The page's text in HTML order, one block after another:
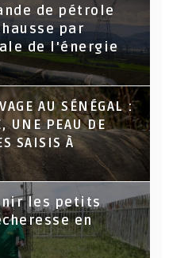
de pétrole
par
de l'énergie
AU SÉNÉGAL :
UNE PEAU DE
SAISIS À
les petits
en